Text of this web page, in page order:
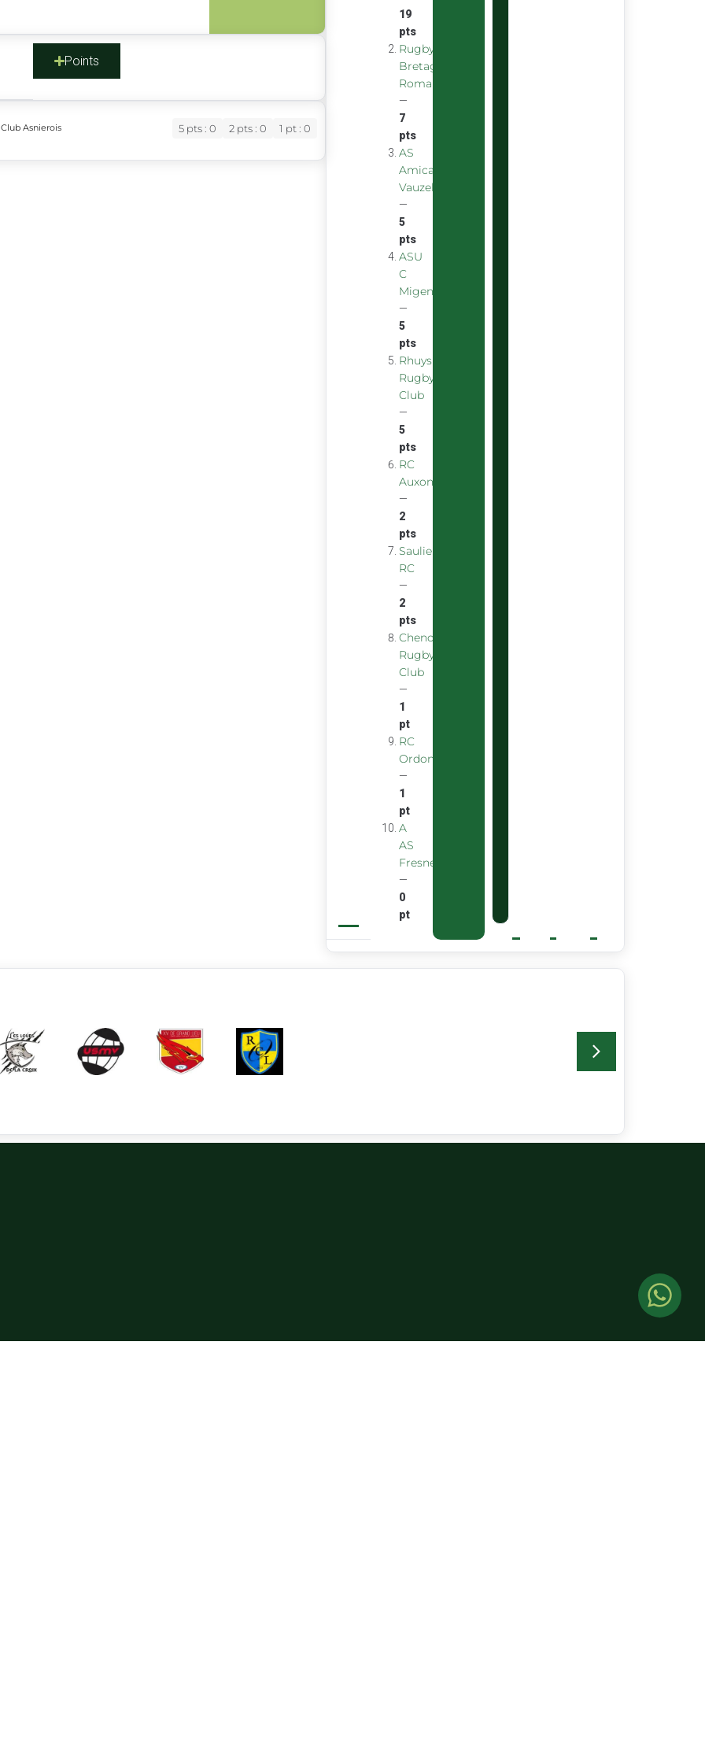
Points
5 pts : 0 2 pts : 0 1 pt : 0
Asnierois
19
pts
Rugby
Bretagne
Romantique
—
7
pts
AS
Amicale
Vauzelles
—
5
pts
ASU
C
Migennes
—
5
pts
Rhuys
Rugby
Club
—
5
pts
RC
Auxonnais
—
2
pts
Saulieu
RC
—
2
pts
Chenove
Rugby
Club
—
1
pt
RC
Ordon
—
1
pt
A
AS
Fresnes
—
0
pt